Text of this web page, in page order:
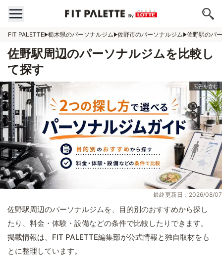
FIT PALETTE 栃木県のパーソナルジム 佐野市のパーソナルジム 佐野駅のパ
佐野駅周辺のパーソナルジムを比較し
て探す
最終更新日：2026/08/07
佐野駅周辺のパーソナルジムを、目的別のおすすめから探し
たり、料金・体験・設備などの条件で比較したりできます。
掲載情報は、FIT PALETTE編集部が公式情報と独自取材をも
とに整理しています。